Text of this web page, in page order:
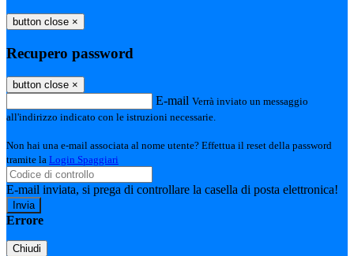
button close ×
Recupero password
button close ×
E-mail Verrà inviato un messaggio
all'indirizzo indicato con le istruzioni necessarie.
Non hai una e-mail associata al nome utente? Effettua il reset della password
tramite la Login Spaggiari
E-mail inviata, si prega di controllare la casella di posta elettronica!
Errore
Chiudi